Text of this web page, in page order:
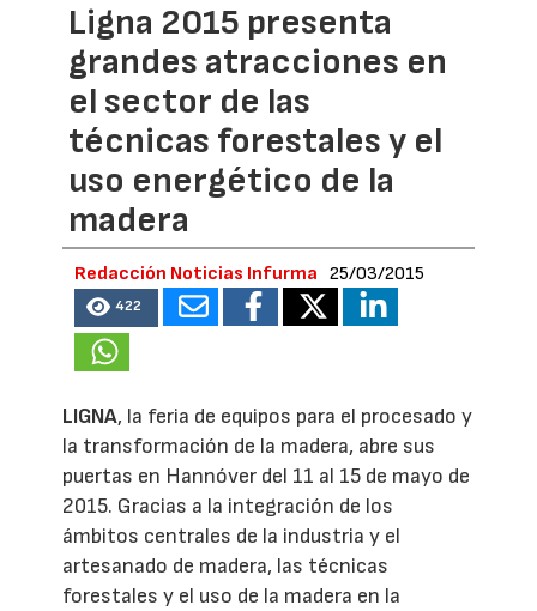
Ligna 2015 presenta
grandes atracciones en
el sector de las
técnicas forestales y el
uso energético de la
madera
Redacción Noticias Infurma 25/03/2015
422
LIGNA, la feria de equipos para el procesado y
la transformación de la madera, abre sus
puertas en Hannóver del 11 al 15 de mayo de
2015. Gracias a la integración de los
ámbitos centrales de la industria y el
artesanado de madera, las técnicas
forestales y el uso de la madera en la